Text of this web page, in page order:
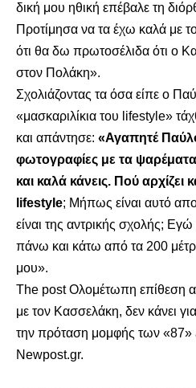
δική μου ηθική επέβαλε τη
Προτίμησα να τα έχω καλά με
ότι θα δω πρωτοσέλιδα ότι ο
στον Πολάκη».
Σχολιάζοντας τα όσα είπε ο
«μασκαριλίκια του lifestyle»
και απάντησε: «Αγαπητέ
φωτογραφίες με τα ψαρέματα
και καλά κάνεις. Πού αρχίζει
lifestyle; Μήπως είναι αυτό
είναι της αντρικής σχολής; Εγώ
πάνω και κάτω από τα 200
μου».
The postΟλομέτωπη επίθεση
με τον Κασσελάκη, δεν κάνει για
την πρόταση μομφής των «87»
Newpost.gr.